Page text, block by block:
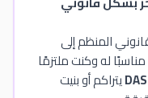
المنظم إلى
له وكنت ملتزمًا
DASيتراكم أو بنيت